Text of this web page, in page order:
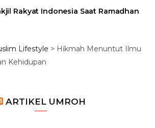
Rakyat Indonesia Saat Ramadhan
Lifestyle > Hikmah Menuntut Ilmu
Kehidupan
ARTIKEL UMROH